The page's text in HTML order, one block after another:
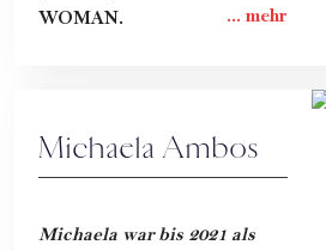
WOMAN.
Michaela Ambos
Michaela war bis 2021 als